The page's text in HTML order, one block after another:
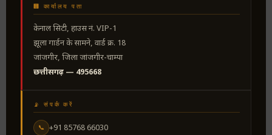
🏢 कार्यालय पता
केनाल सिटी, हाउस नं. VIP-1
झूला गार्डन के सामने, वार्ड क्र. 18
जांजगीर, जिला जांजगीर-चाम्पा
छत्तीसगढ़ — 495668
📡 संपर्क करें
📞 +91 85768 66030